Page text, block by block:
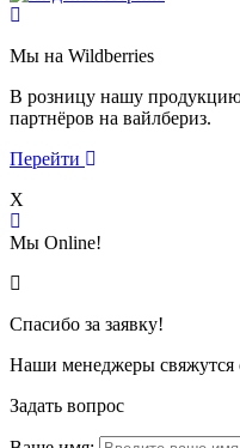
Мы на Wildberries
В розницу нашу
партнёров на вайлбериз.
Перейти
X
Мы Online!
Спасибо за заявку!
Наши менеджеры свяжутся
Задать вопрос